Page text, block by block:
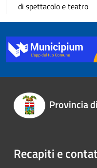
di spettacolo e teatro
Provincia
Recapiti e